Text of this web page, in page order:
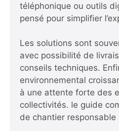
téléphonique ou outils
pensé pour simplifier
Les solutions sont
avec possibilité de
conseils techniques.
environnemental
à une attente forte des
collectivités. le guide
de chantier responsable